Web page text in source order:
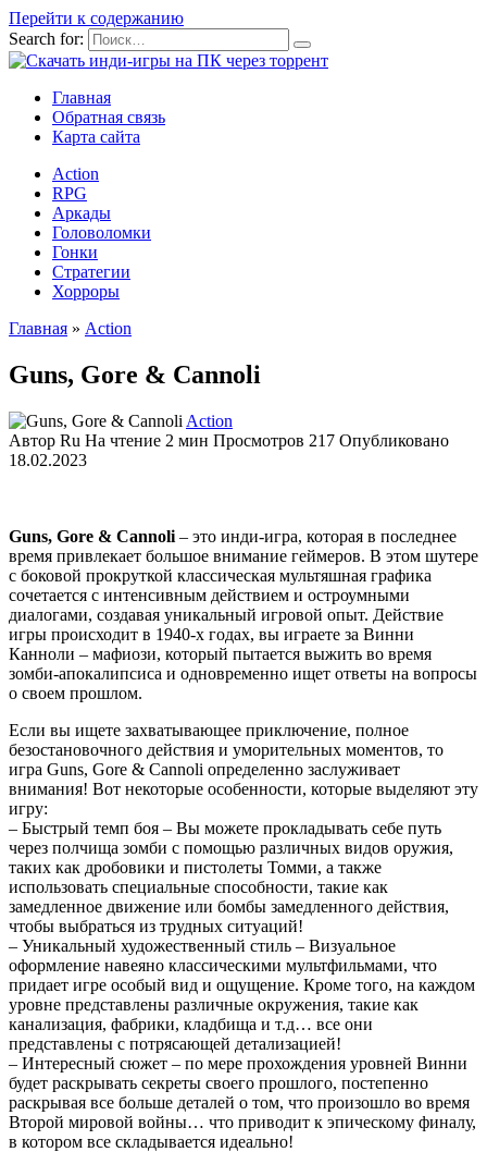
Перейти к содержанию
Search for:
Главная
Обратная связь
Карта сайта
Action
RPG
Аркады
Головоломки
Гонки
Стратегии
Хорроры
Главная » Action
Guns, Gore & Cannoli
Action
Автор Ru На чтение 2 мин Просмотров 217 Опубликовано
18.02.2023
Guns, Gore & Cannoli – это инди-игра, которая в последнее
время привлекает большое внимание геймеров. В этом шутере
с боковой прокруткой классическая мультяшная графика
сочетается с интенсивным действием и остроумными
диалогами, создавая уникальный игровой опыт. Действие
игры происходит в 1940-х годах, вы играете за Винни
Канноли – мафиози, который пытается выжить во время
зомби-апокалипсиса и одновременно ищет ответы на вопросы
о своем прошлом.
Если вы ищете захватывающее приключение, полное
безостановочного действия и уморительных моментов, то
игра Guns, Gore & Cannoli определенно заслуживает
внимания! Вот некоторые особенности, которые выделяют эту
игру:
– Быстрый темп боя – Вы можете прокладывать себе путь
через полчища зомби с помощью различных видов оружия,
таких как дробовики и пистолеты Томми, а также
использовать специальные способности, такие как
замедленное движение или бомбы замедленного действия,
чтобы выбраться из трудных ситуаций!
– Уникальный художественный стиль – Визуальное
оформление навеяно классическими мультфильмами, что
придает игре особый вид и ощущение. Кроме того, на каждом
уровне представлены различные окружения, такие как
канализация, фабрики, кладбища и т.д… все они
представлены с потрясающей детализацией!
– Интересный сюжет – по мере прохождения уровней Винни
будет раскрывать секреты своего прошлого, постепенно
раскрывая все больше деталей о том, что произошло во время
Второй мировой войны… что приводит к эпическому финалу,
в котором все складывается идеально!